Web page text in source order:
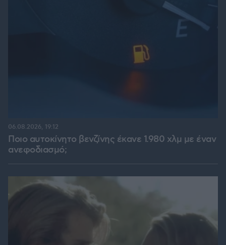
Ποιο αυτοκίνητο βενζίνης έκανε 1.980 χλμ με έναν
ανεφοδιασμό;
06.08.2026, 19:12